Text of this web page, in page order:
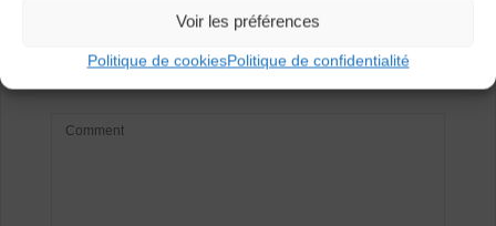
Voir les préférences
Politique de cookiesPolitique de confidentialité
commentaire
Votre adresse e-mail ne sera pas publiée. Les champs